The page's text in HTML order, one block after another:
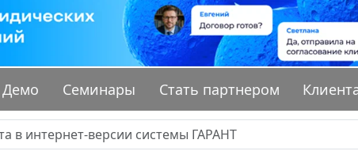
Демо Семинары Стать партнером